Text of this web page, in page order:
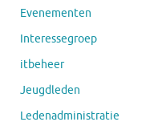
Evenementen
Interessegroep
itbeheer
Jeugdleden
Ledenadministratie